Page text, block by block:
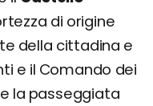
di origine
della cittadina e
e il Comando dei
la passeggiata